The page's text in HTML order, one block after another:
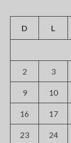
D L
2 3
9 10
16 17
23 24